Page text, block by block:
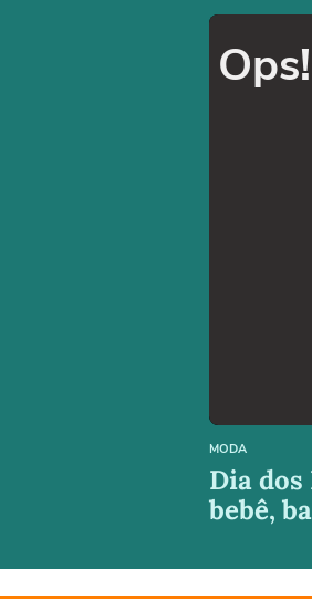
Ops!
MODA
Dia dos
bebê,